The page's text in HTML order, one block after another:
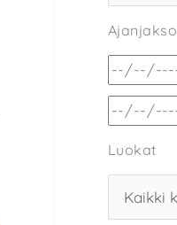
Ajanjakso
Luokat